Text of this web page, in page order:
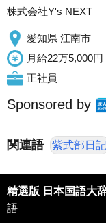
株式会社Y's NEXT
愛知県 江南市
月給22万5,000円
正社員
Sponsored by
関連語 紫式部日記
精選版 日本国語大
語